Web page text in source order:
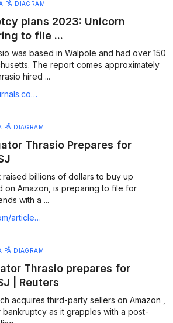
PÅ DIAGRAM
plans 2023: Unicorn
to file ...
was based in Walpole and had over 150
The report comes approximately
hired ...
bankruptcy-report.html
PÅ DIAGRAM
Thrasio Prepares for
raised billions of dollars to buy up
on Amazon, is preparing to file for
with a ...
for-bankruptcy-528b0227
PÅ DIAGRAM
Thrasio prepares for
| Reuters
acquires third-party sellers on Amazon ,
as it grapples with a post-